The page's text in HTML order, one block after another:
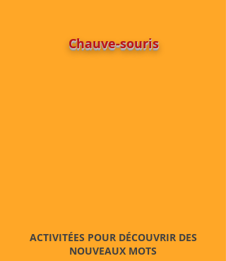
Chauve-souris
ACTIVITÉES POUR DÉCOUVRIR DES
NOUVEAUX MOTS